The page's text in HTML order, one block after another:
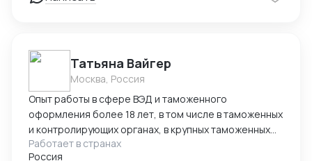
Татьяна Вайгер
Москва, Россия
Опыт работы в сфере ВЭД и таможенного
оформления более 18 лет, в том числе в таможенных
и контролирующих органах, в крупных таможенных
представителях. Сопровождение полного цикла
Работает в странах
Россия